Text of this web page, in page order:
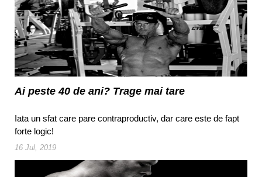
Ai peste 40 de ani? Trage mai tare
Iata un sfat care pare contraproductiv, dar care este de fapt
forte logic!
16 Jul, 2019